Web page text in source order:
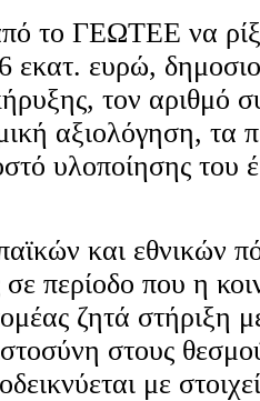
το ΓΕΩΤΕΕ να
εκατ. ευρώ,
τον αριθμό
αξιολόγηση, τα
υλοποίησης του
και εθνικών
σε περίοδο που η
ζητά στήριξη
στους
με